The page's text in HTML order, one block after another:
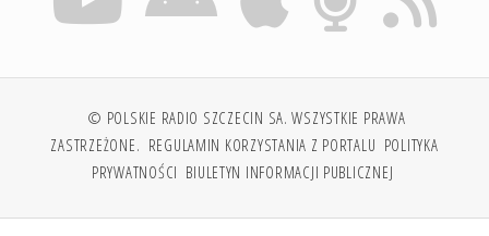
© POLSKIE RADIO SZCZECIN SA. WSZYSTKIE PRAWA
ZASTRZEŻONE. REGULAMIN KORZYSTANIA Z PORTALU POLITYKA
PRYWATNOŚCI BIULETYN INFORMACJI PUBLICZNEJ